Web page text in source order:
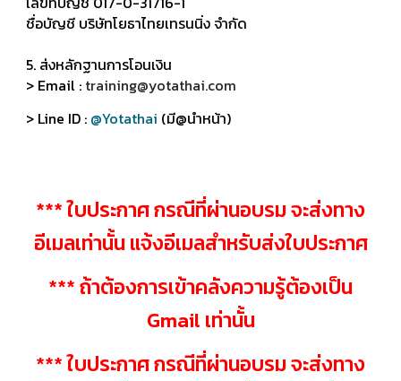
ชื่อบัญชี บริษัทโยธาไทยเทรนนิ่ง จำกัด
5. ส่งหลักฐานการโอนเงิน
> Email : training@yotathai.com
> Line ID : @Yotathai (มี@นำหน้า)
*** ใบประกาศ กรณีที่ผ่านอบรม จะส่งทาง
อีเมลเท่านั้น แจ้งอีเมลสำหรับส่งใบประกาศ
*** ถ้าต้องการเข้าคลังความรู้ต้องเป็น
Gmail เท่านั้น
*** ใบประกาศ กรณีที่ผ่านอบรม จะส่งทาง